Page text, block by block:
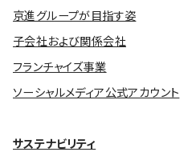
京進グループが目指す姿
子会社および関係会社
フランチャイズ事業
ソーシャルメディア公式アカウント
サステナビリティ